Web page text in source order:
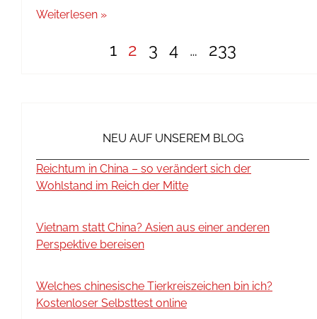
Weiterlesen »
1 2 3 4 … 233
NEU AUF UNSEREM BLOG
Reichtum in China – so verändert sich der
Wohlstand im Reich der Mitte
Vietnam statt China? Asien aus einer anderen
Perspektive bereisen
Welches chinesische Tierkreiszeichen bin ich?
Kostenloser Selbsttest online